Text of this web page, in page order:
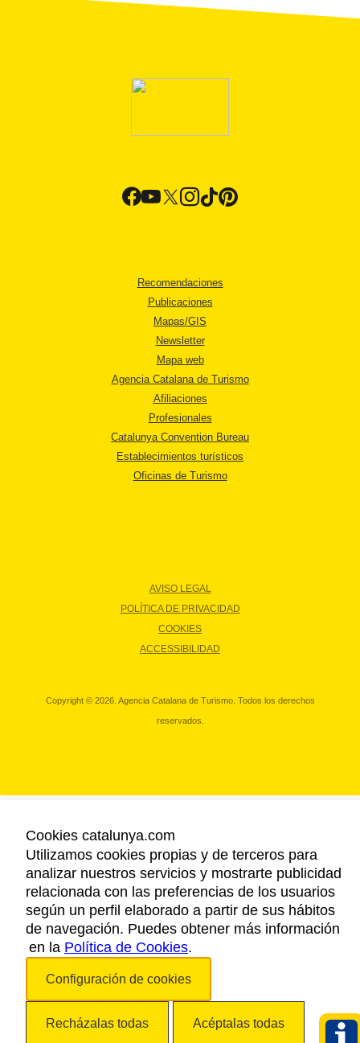
Recomendaciones
Publicaciones
Mapas/GIS
Newsletter
Mapa web
Agencia Catalana de Turismo
Afiliaciones
Profesionales
Catalunya Convention Bureau
Establecimientos turísticos
Oficinas de Turismo
AVISO LEGAL
POLÍTICA DE PRIVACIDAD
COOKIES
ACCESSIBILIDAD
Copyright © 2026. Agencia Catalana de Turismo. Todos los derechos
reservados.
Cookies catalunya.com
Utilizamos cookies propias y de terceros para
analizar nuestros servicios y mostrarte publicidad
relacionada con las preferencias de los usuarios
según un perfil elaborado a partir de sus hábitos
de navegación. Puedes obtener más información
en la Política de Cookies.
Configuración de cookies
Recházalas todas Acéptalas todas